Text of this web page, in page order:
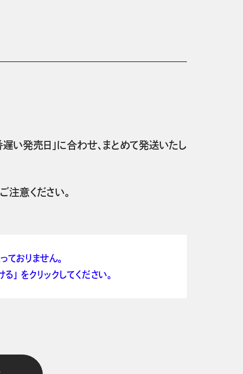
い発売日」に合わせ、まとめて発送いたし
注意ください。
ておりません。
をクリックしてください。